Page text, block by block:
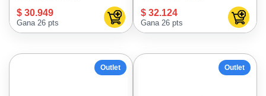
$ 30.949
Gana 26 pts Agregar al carrito
$ 32.124
Gana 26 pts
Outlet Outlet